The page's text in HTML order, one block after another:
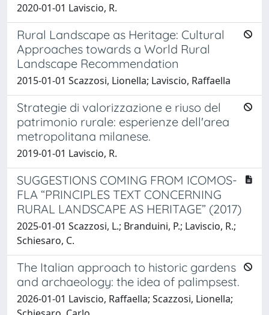
2020-01-01 Laviscio, R.
Rural Landscape as Heritage: Cultural
Approaches towards a World Rural
Landscape Recommendation
2015-01-01 Scazzosi, Lionella; Laviscio, Raffaella
Strategie di valorizzazione e riuso del
patrimonio rurale: esperienze dell'area
metropolitana milanese.
2019-01-01 Laviscio, R.
SUGGESTIONS COMING FROM ICOMOS-
FLA “PRINCIPLES TEXT CONCERNING
RURAL LANDSCAPE AS HERITAGE” (2017)
2025-01-01 Scazzosi, L.; Branduini, P.; Laviscio, R.;
Schiesaro, C.
The Italian approach to historic gardens
and archaeology: the idea of palimpsest.
2026-01-01 Laviscio, Raffaella; Scazzosi, Lionella;